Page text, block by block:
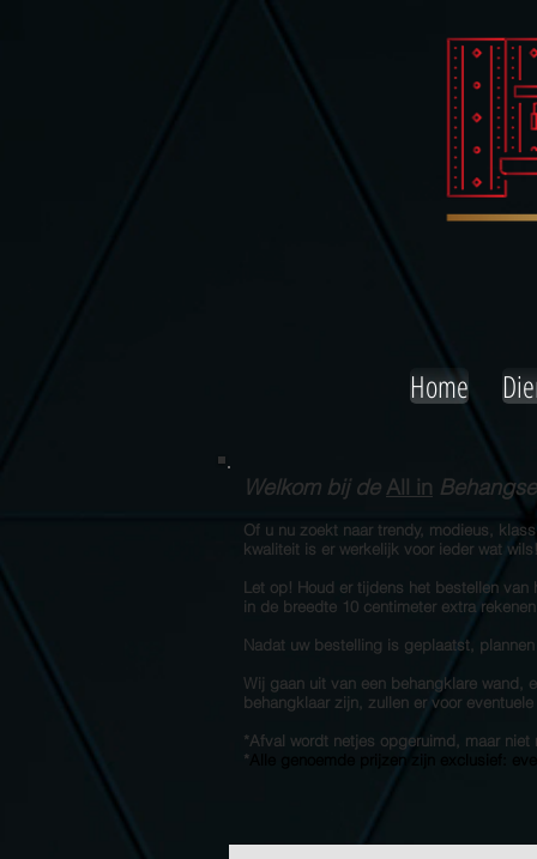
Home
Welkom bij deAll in
Of u nu zoekt naar trendy, modieus,
kwaliteit is er werkelijk voor ieder wat
Let op! Houd er tijdens het bestellen
in de breedte 10 centimeter extra
Nadat uw bestelling is geplaatst,
Wij gaan uit van een behangklare wand,
behangklaar zijn, zullen er voor
*Afval wordt netjes opgeruimd, maar niet
* Alle genoemde prijzen zijn exclusief: